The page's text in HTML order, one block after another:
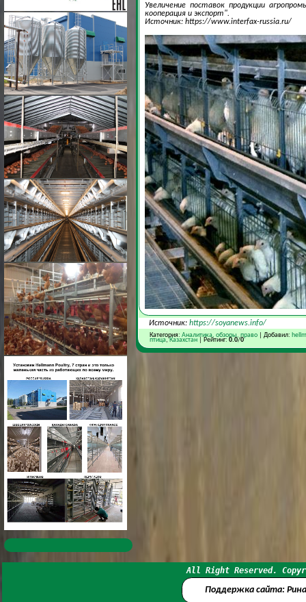
Увеличение поставок продукции
кооперация и экспорт".
Источник: https://www.interfax-russia.ru/
Источник: https://soyanews.info/
Категория: Аналитика, обзоры, право| Добавил:
птица,Казахстан| Рейтинг: 0.0/0
All Right Reserved.
Поддержка сайта: